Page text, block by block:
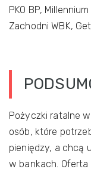
PKO BP,
Zachodni WBK,
Pożyczki ratalne
osób, które
pieniędzy, a chcą
w bankach.